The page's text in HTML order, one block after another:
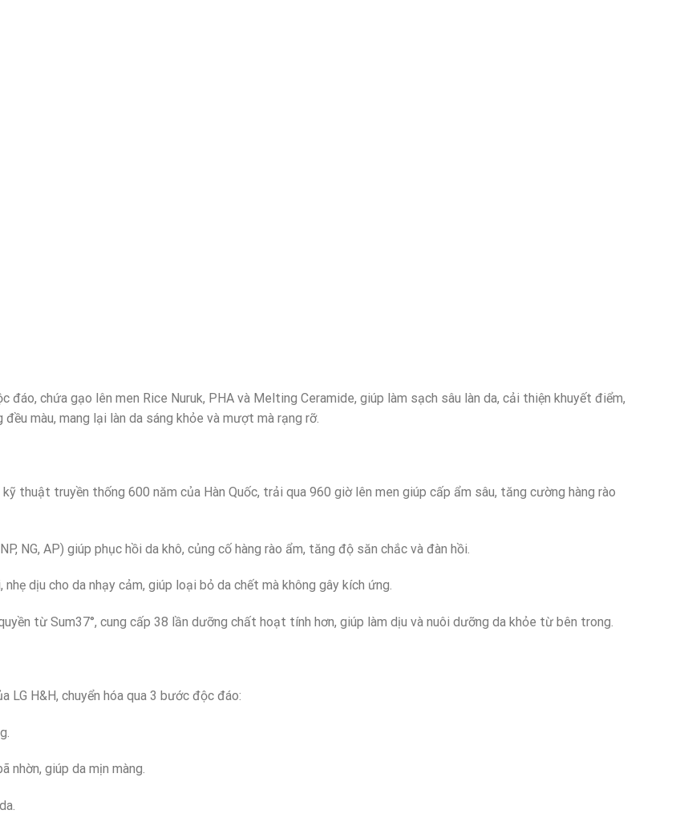
chứa gạo lên men Rice Nuruk, PHA và Melting Ceramide, giúp làm sạch sâu làn da, cải thiện khuyết điểm,
màu, mang lại làn da sáng khỏe và mượt mà rạng rỡ.
thuật truyền thống 600 năm của Hàn Quốc, trải qua 960 giờ lên men giúp cấp ẩm sâu, tăng cường hàng rào
NG, AP) giúp phục hồi da khô, củng cố hàng rào ẩm, tăng độ săn chắc và đàn hồi.
dịu cho da nhạy cảm, giúp loại bỏ da chết mà không gây kích ứng.
từ Sum37°, cung cấp 38 lần dưỡng chất hoạt tính hơn, giúp làm dịu và nuôi dưỡng da khỏe từ bên trong.
H&H, chuyển hóa qua 3 bước độc đáo:
nhờn, giúp da mịn màng.